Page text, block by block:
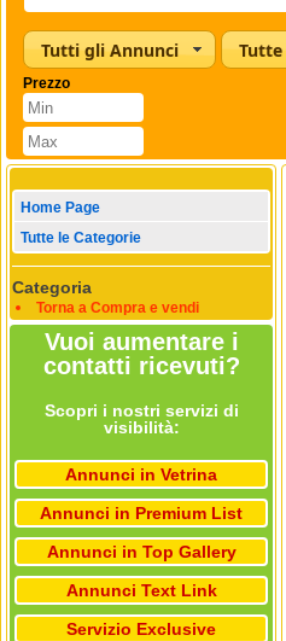
Tutti gli Annunci
Prezzo
Home Page
Tutte le Categorie
Categoria
Torna a Compra e vendi
Vuoi aumentare i
contatti ricevuti?
Scopri i nostri servizi di
visibilità:
Annunci in Vetrina
Annunci in Premium List
Annunci in Top Gallery
Annunci Text Link
Servizio Exclusive